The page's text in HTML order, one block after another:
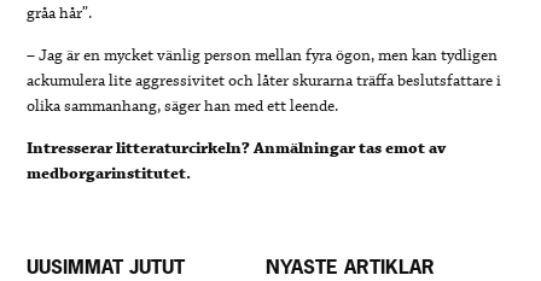
gråa hår”.
– Jag är en mycket vänlig person mellan fyra ögon, men kan tydligen
ackumulera lite aggressivitet och låter skurarna träffa beslutsfattare i
olika sammanhang, säger han med ett leende.
Intresserar litteraturcirkeln? Anmälningar tas emot av
medborgarinstitutet.
UUSIMMAT JUTUT NYASTE ARTIKLAR